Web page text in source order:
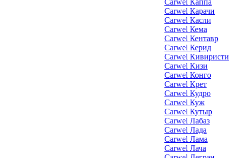
Carwel Каппа
Carwel Карачи
Carwel Касли
Carwel Кема
Carwel Кентавр
Carwel Керид
Carwel Кивиристи
Carwel Кизи
Carwel Конго
Carwel Крет
Carwel Кудро
Carwel Куж
Carwel Кутыр
Carwel Лабаз
Carwel Лада
Carwel Лама
Carwel Лача